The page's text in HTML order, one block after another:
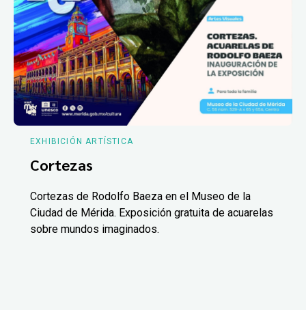
EXHIBICIÓN ARTÍSTICA
Cortezas
Cortezas de Rodolfo Baeza en el Museo de la
Ciudad de Mérida. Exposición gratuita de acuarelas
sobre mundos imaginados.